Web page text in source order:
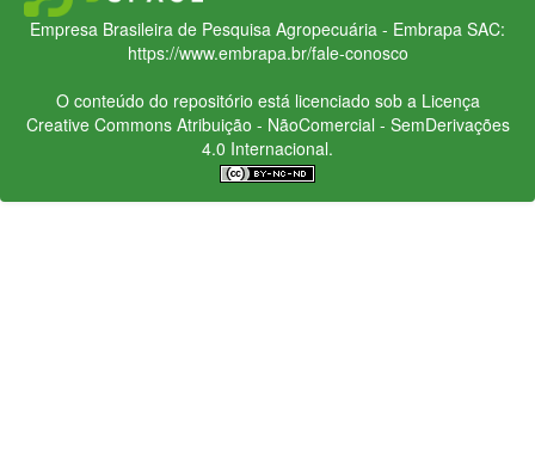
Empresa Brasileira de Pesquisa Agropecuária - Embrapa SAC:
https://www.embrapa.br/fale-conosco
O conteúdo do repositório está licenciado sob a Licença
Creative CommonsAtribuição - NãoComercial - SemDerivações
4.0 Internacional.